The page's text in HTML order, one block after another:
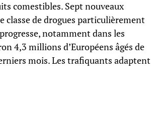
comestibles. Sept nouveaux
classe de drogues particulièrement
notamment dans les
4,3 millions d’Européens âgés de
mois. Les trafiquants adaptent